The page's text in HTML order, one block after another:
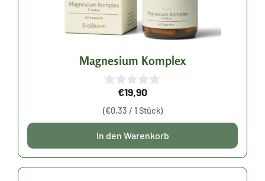
Magnesium Komplex
o
n
5
€19,90
(€0,33 / 1 Stück)
In den Warenkorb